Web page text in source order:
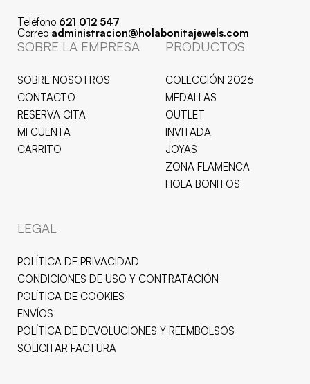
Teléfono 621 012 547
Correo administracion@holabonitajewels.com
SOBRE LA EMPRESA
SOBRE NOSOTROS
CONTACTO
RESERVA CITA
MI CUENTA
CARRITO
PRODUCTOS
COLECCIÓN 2026
MEDALLAS
OUTLET
INVITADA
JOYAS
ZONA FLAMENCA
HOLA BONITOS
LEGAL
POLÍTICA DE PRIVACIDAD
CONDICIONES DE USO Y CONTRATACIÓN
POLÍTICA DE COOKIES
ENVÍOS
POLÍTICA DE DEVOLUCIONES Y REEMBOLSOS
SOLICITAR FACTURA